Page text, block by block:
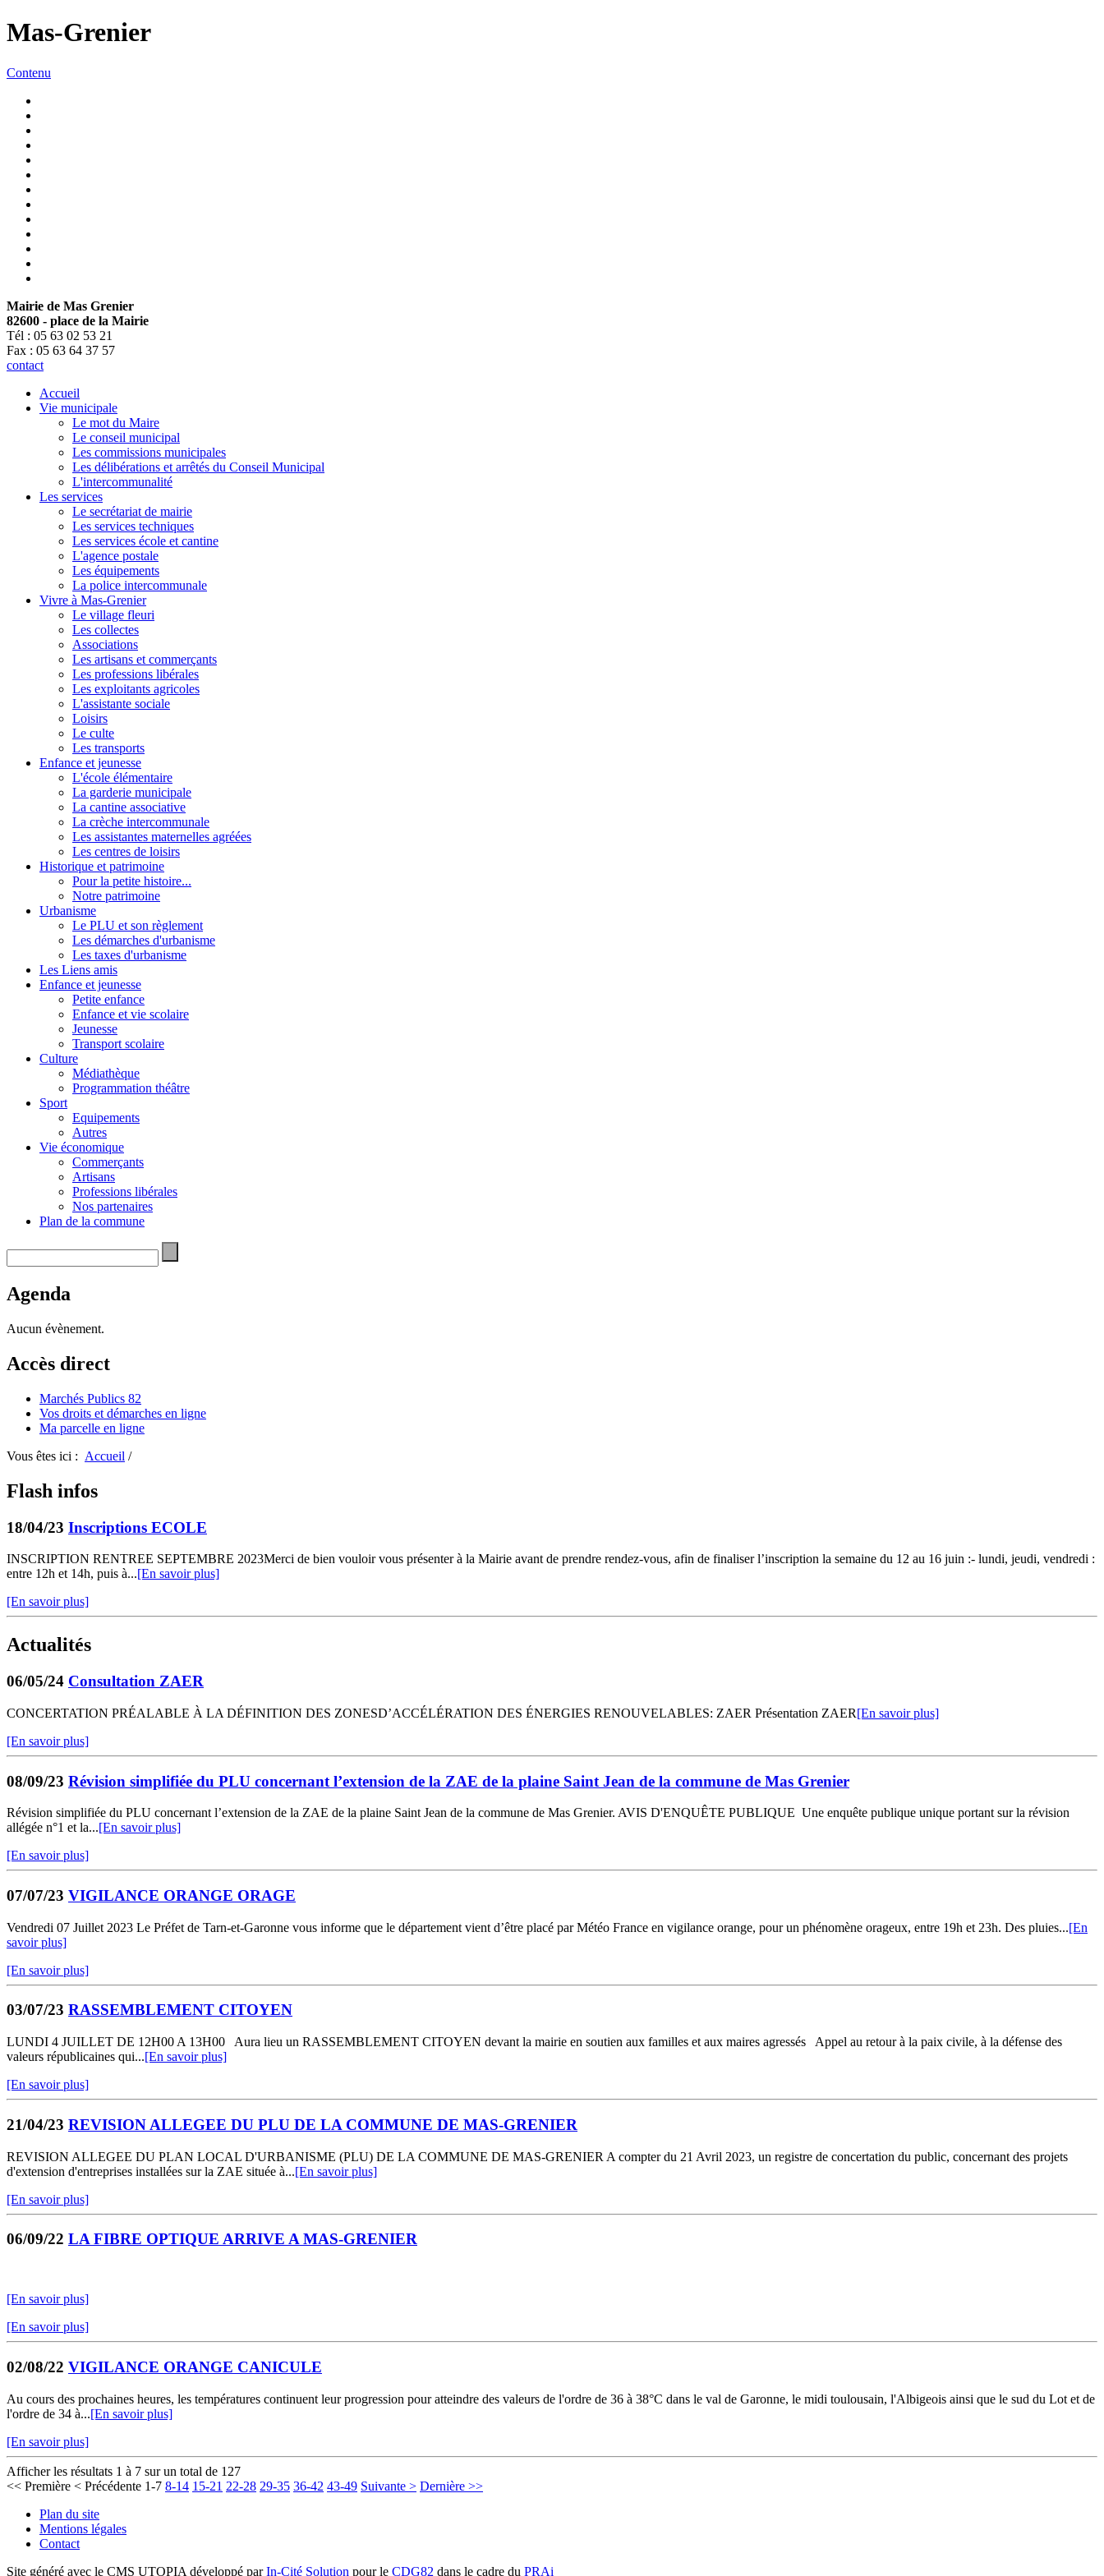
Mas-Grenier
Contenu
Mairie de Mas Grenier
82600 - place de la Mairie
Tél : 05 63 02 53 21
Fax : 05 63 64 37 57
contact
Accueil
Vie municipale
Le mot du Maire
Le conseil municipal
Les commissions municipales
Les délibérations et arrêtés du Conseil Municipal
L'intercommunalité
Les services
Le secrétariat de mairie
Les services techniques
Les services école et cantine
L'agence postale
Les équipements
La police intercommunale
Vivre à Mas-Grenier
Le village fleuri
Les collectes
Associations
Les artisans et commerçants
Les professions libérales
Les exploitants agricoles
L'assistante sociale
Loisirs
Le culte
Les transports
Enfance et jeunesse
L'école élémentaire
La garderie municipale
La cantine associative
La crèche intercommunale
Les assistantes maternelles agréées
Les centres de loisirs
Historique et patrimoine
Pour la petite histoire...
Notre patrimoine
Urbanisme
Le PLU et son règlement
Les démarches d'urbanisme
Les taxes d'urbanisme
Les Liens amis
Enfance et jeunesse
Petite enfance
Enfance et vie scolaire
Jeunesse
Transport scolaire
Culture
Médiathèque
Programmation théâtre
Sport
Equipements
Autres
Vie économique
Commerçants
Artisans
Professions libérales
Nos partenaires
Plan de la commune
Agenda
Aucun évènement.
Accès direct
Marchés Publics 82
Vos droits et démarches en ligne
Ma parcelle en ligne
Vous êtes ici : Accueil /
Flash infos
18/04/23 Inscriptions ECOLE
INSCRIPTION RENTREE SEPTEMBRE 2023Merci de bien vouloir vous présenter à la Mairie avant de prendre rendez-vous, afin de finaliser l’inscription la semaine du 12 au 16 juin :- lundi, jeudi, vendredi :
entre 12h et 14h, puis à...[En savoir plus]
[En savoir plus]
Actualités
06/05/24 Consultation ZAER
CONCERTATION PRÉALABLE À LA DÉFINITION DES ZONESD’ACCÉLÉRATION DES ÉNERGIES RENOUVELABLES: ZAER Présentation ZAER[En savoir plus]
[En savoir plus]
08/09/23 Révision simplifiée du PLU concernant l’extension de la ZAE de la plaine Saint Jean de la commune de Mas Grenier
Révision simplifiée du PLU concernant l’extension de la ZAE de la plaine Saint Jean de la commune de Mas Grenier. AVIS D'ENQUÊTE PUBLIQUE Une enquête publique unique portant sur la révision
allégée n°1 et la...[En savoir plus]
[En savoir plus]
07/07/23 VIGILANCE ORANGE ORAGE
Vendredi 07 Juillet 2023 Le Préfet de Tarn-et-Garonne vous informe que le département vient d’être placé par Météo France en vigilance orange, pour un phénomène orageux, entre 19h et 23h. Des pluies...[En
savoir plus]
[En savoir plus]
03/07/23 RASSEMBLEMENT CITOYEN
LUNDI 4 JUILLET DE 12H00 A 13H00 Aura lieu un RASSEMBLEMENT CITOYEN devant la mairie en soutien aux familles et aux maires agressés Appel au retour à la paix civile, à la défense des
valeurs républicaines qui...[En savoir plus]
[En savoir plus]
21/04/23 REVISION ALLEGEE DU PLU DE LA COMMUNE DE MAS-GRENIER
REVISION ALLEGEE DU PLAN LOCAL D'URBANISME (PLU) DE LA COMMUNE DE MAS-GRENIER A compter du 21 Avril 2023, un registre de concertation du public, concernant des projets
d'extension d'entreprises installées sur la ZAE située à...[En savoir plus]
[En savoir plus]
06/09/22 LA FIBRE OPTIQUE ARRIVE A MAS-GRENIER
[En savoir plus]
[En savoir plus]
02/08/22 VIGILANCE ORANGE CANICULE
Au cours des prochaines heures, les températures continuent leur progression pour atteindre des valeurs de l'ordre de 36 à 38°C dans le val de Garonne, le midi toulousain, l'Albigeois ainsi que le sud du Lot et de
l'ordre de 34 à...[En savoir plus]
[En savoir plus]
Afficher les résultats 1 à 7 sur un total de 127
<< Première < Précédente 1-7 8-14 15-21 22-28 29-35 36-42 43-49 Suivante > Dernière >>
Plan du site
Mentions légales
Contact
Site généré avec le CMS UTOPIA développé parIn-Cité Solution pour le CDG82 dans le cadre du PRAi